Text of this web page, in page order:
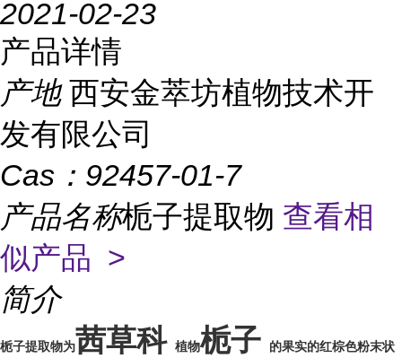
2021-02-23
产品详情
产地 西安金萃坊植物技术开
发有限公司
Cas： 92457-01-7
产品名称栀子提取物 查看相
似产品 >
简介
栀子提取物为茜草科 植物栀子 的果实的红棕色粉末状